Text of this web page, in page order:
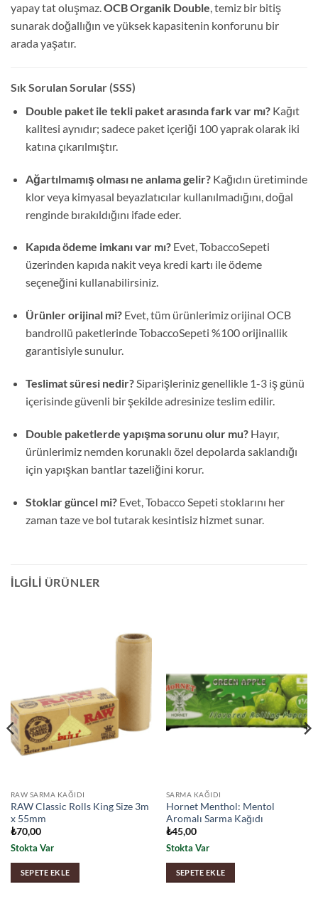
yapay tat oluşmaz.OCB Organik Double, temiz bir bitiş
sunarak doğallığın ve yüksek kapasitenin konforunu bir
arada yaşatır.
Sık Sorulan Sorular (SSS)
Double paket ile tekli paket arasında fark var mı?Kağıt
kalitesi aynıdır; sadece paket içeriği 100 yaprak olarak iki
katına çıkarılmıştır.
Ağartılmamış olması ne anlama gelir?Kağıdın üretiminde
klor veya kimyasal beyazlatıcılar kullanılmadığını, doğal
renginde bırakıldığını ifade eder.
Kapıda ödeme imkanı var mı?Evet, TobaccoSepeti
üzerinden kapıda nakit veya kredi kartı ile ödeme
seçeneğini kullanabilirsiniz.
Ürünler orijinal mi?Evet, tüm ürünlerimiz orijinal OCB
bandrollü paketlerinde TobaccoSepeti %100 orijinallik
garantisiyle sunulur.
Teslimat süresi nedir?Siparişleriniz genellikle 1-3 iş günü
içerisinde güvenli bir şekilde adresinize teslim edilir.
Double paketlerde yapışma sorunu olur mu?Hayır,
ürünlerimiz nemden korunaklı özel depolarda saklandığı
için yapışkan bantlar tazeliğini korur.
Stoklar güncel mi?Evet, Tobacco Sepeti stoklarını her
zaman taze ve bol tutarak kesintisiz hizmet sunar.
İLGILI ÜRÜNLER
RAW SARMA KAĞIDI
RAW Classic Rolls King Size 3m
x 55mm
₺70,00
Stokta Var
SEPETE EKLE
SARMA KAĞIDI
Hornet Menthol: Mentol
Aromalı Sarma Kağıdı
₺45,00
Stokta Var
SEPETE EKLE